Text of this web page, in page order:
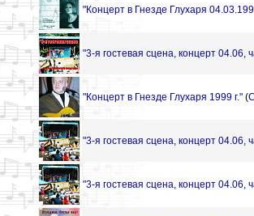
"Концерт в Гнезде Глухаря
"3-я гостевая сцена, концерт 04.06,
"Концерт в Гнезде Глухаря 1999 г." (
"3-я гостевая сцена, концерт 04.06,
"3-я гостевая сцена, концерт 04.06,